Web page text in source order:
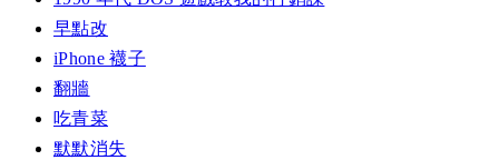
早點改
iPhone 襪子
翻牆
吃青菜
默默消失